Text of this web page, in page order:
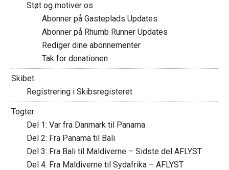
Støt og motiver os
Abonner på Gasteplads Updates
Abonner på Rhumb Runner Updates
Rediger dine abonnementer
Tak for donationen
Skibet
Registrering i Skibsregisteret
Togter
Del 1: Var fra Danmark til Panama
Del 2: Fra Panama til Bali
Del 3: Fra Bali til Maldiverne – Sidste del AFLYST
Del 4: Fra Maldiverne til Sydafrika – AFLYST